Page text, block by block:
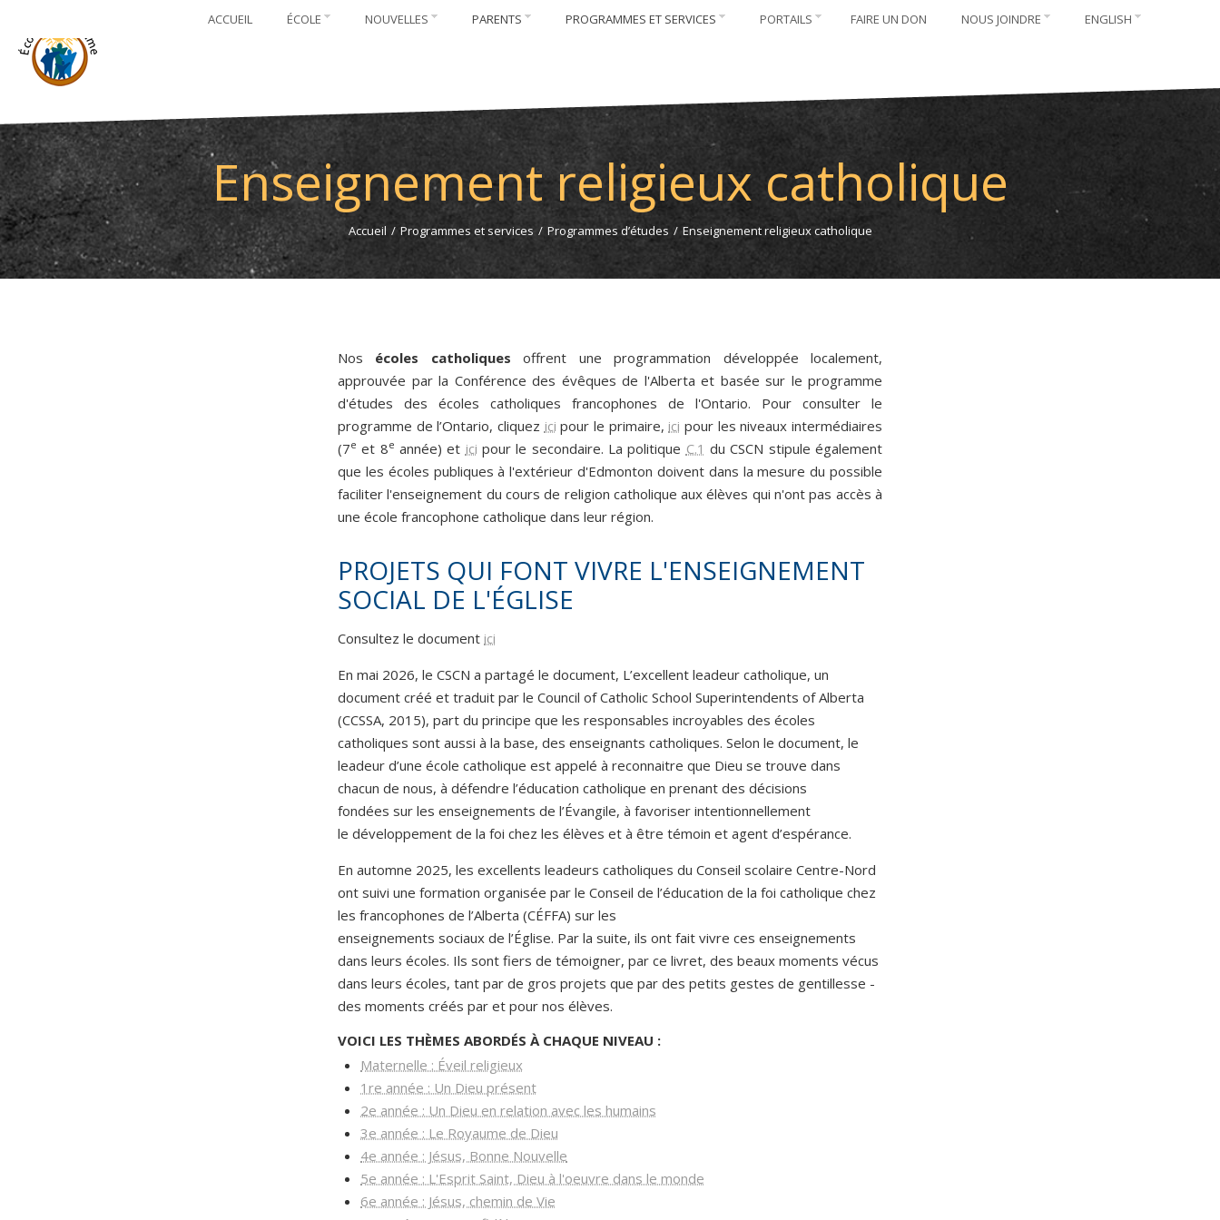
ACCUEIL ÉCOLE NOUVELLES PARENTS PROGRAMMES ET SERVICES PORTAILS FAIRE UN DON NOUS JOINDRE ENGLISH
Enseignement religieux catholique
Accueil / Programmes et services / Programmes d’études / Enseignement religieux catholique
Nos écoles catholiques offrent une programmation développée localement,
approuvée par la Conférence des évêques de l'Alberta et basée sur le programme
d'études des écoles catholiques francophones de l'Ontario. Pour consulter le
programme de l’Ontario, cliquez ici pour le primaire, ici pour les niveaux intermédiaires
(7e et 8e année) et ici pour le secondaire. La politique C.1 du CSCN stipule également
que les écoles publiques à l'extérieur d'Edmonton doivent dans la mesure du possible
faciliter l'enseignement du cours de religion catholique aux élèves qui n'ont pas accès à
une école francophone catholique dans leur région.
PROJETS QUI FONT VIVRE L'ENSEIGNEMENT
SOCIAL DE L'ÉGLISE
Consultez le document ici
En mai 2026, le CSCN a partagé le document, L’excellent leadeur catholique, un
document créé et traduit par le Council of Catholic School Superintendents of Alberta
(CCSSA, 2015), part du principe que les responsables incroyables des écoles
catholiques sont aussi à la base, des enseignants catholiques. Selon le document, le
leadeur d’une école catholique est appelé à reconnaitre que Dieu se trouve dans
chacun de nous, à défendre l’éducation catholique en prenant des décisions
fondées sur les enseignements de l’Évangile, à favoriser intentionnellement
le développement de la foi chez les élèves et à être témoin et agent d’espérance.
En automne 2025, les excellents leadeurs catholiques du Conseil scolaire Centre-Nord
ont suivi une formation organisée par le Conseil de l’éducation de la foi catholique chez
les francophones de l’Alberta (CÉFFA) sur les
enseignements sociaux de l’Église. Par la suite, ils ont fait vivre ces enseignements
dans leurs écoles. Ils sont fiers de témoigner, par ce livret, des beaux moments vécus
dans leurs écoles, tant par de gros projets que par des petits gestes de gentillesse -
des moments créés par et pour nos élèves.
VOICI LES THÈMES ABORDÉS À CHAQUE NIVEAU :
Maternelle : Éveil religieux
1re année : Un Dieu présent
2e année : Un Dieu en relation avec les humains
3e année : Le Royaume de Dieu
4e année : Jésus, Bonne Nouvelle
5e année : L'Esprit Saint, Dieu à l'oeuvre dans le monde
6e année : Jésus, chemin de Vie